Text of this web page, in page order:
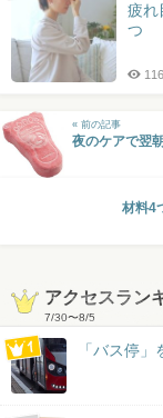
疲れ
つ
« 前の記事
夜のケアで翌
材料4
アクセスラン
7/30〜8/5
「バス停